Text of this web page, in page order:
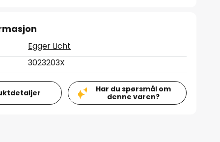
Egger Licht
3023203X
Har du spørsmål om
denne varen?